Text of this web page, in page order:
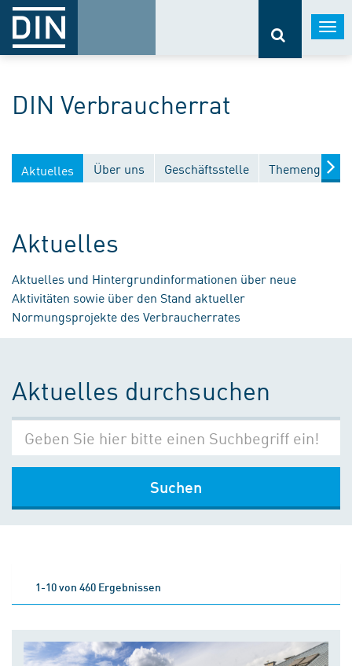
DIN Verbraucherrat
Aktuelles Über uns Geschäftsstelle
Aktuelles
Aktuelles und Hintergrundinformationen über neue
Aktivitäten sowie über den Stand aktueller
Normungsprojekte des Verbraucherrates
Aktuelles durchsuchen
Suchen
1-10 von 460 Ergebnissen